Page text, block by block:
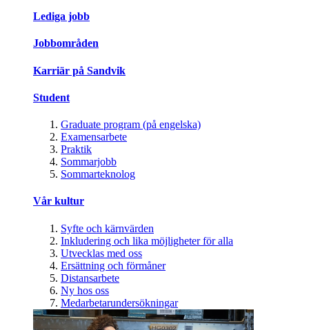
Lediga jobb
Jobbområden
Karriär på Sandvik
Student
Graduate program (på engelska)
Examensarbete
Praktik
Sommarjobb
Sommarteknolog
Vår kultur
Syfte och kärnvärden
Inkludering och lika möjligheter för alla
Utvecklas med oss
Ersättning och förmåner
Distansarbete
Ny hos oss
Medarbetarundersökningar